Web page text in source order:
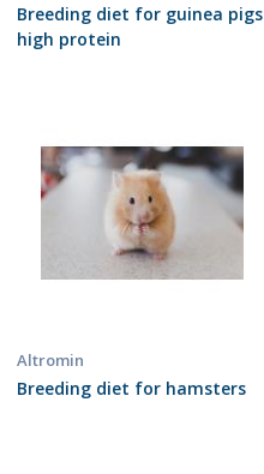
Breeding diet for guinea pigs
high protein
Altromin
Breeding diet for hamsters